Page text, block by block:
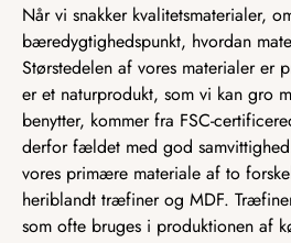
Når vi snakker kvalitetsmaterialer,
bæredygtighedspunkt, hvordan
Størstedelen af vores materialer er
er et naturprodukt, som vi kan gro
benytter, kommer fra FSC-
derfor fældet med god
vores primære materiale af to
heriblandt træfiner og MDF.
som ofte bruges i produktionen af